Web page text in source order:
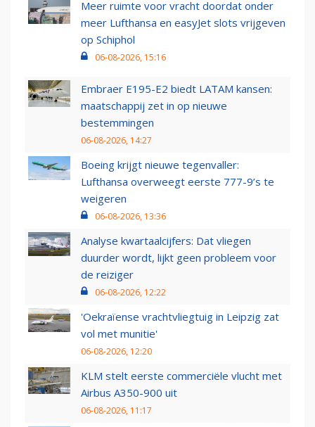
Meer ruimte voor vracht doordat onder
meer Lufthansa en easyJet slots vrijgeven
op Schiphol
06-08-2026, 15:16
Embraer E195-E2 biedt LATAM kansen:
maatschappij zet in op nieuwe
bestemmingen
06-08-2026, 14:27
Boeing krijgt nieuwe tegenvaller:
Lufthansa overweegt eerste 777-9’s te
weigeren
06-08-2026, 13:36
Analyse kwartaalcijfers: Dat vliegen
duurder wordt, lijkt geen probleem voor
de reiziger
06-08-2026, 12:22
'Oekraïense vrachtvliegtuig in Leipzig zat
vol met munitie'
06-08-2026, 12:20
KLM stelt eerste commerciële vlucht met
Airbus A350-900 uit
06-08-2026, 11:17